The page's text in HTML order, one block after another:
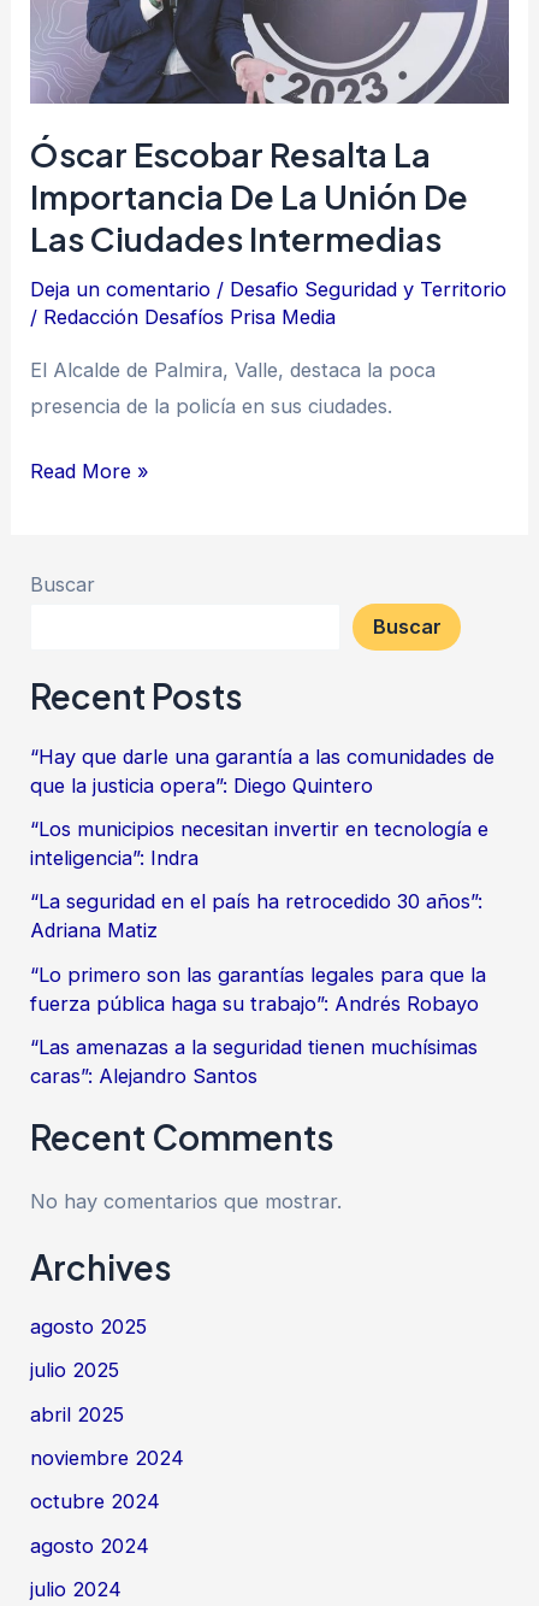
Óscar Escobar Resalta La
Importancia De La Unión De
Las Ciudades Intermedias
Deja un comentario / Desafio Seguridad y Territorio
/ Redacción Desafíos Prisa Media
El Alcalde de Palmira, Valle, destaca la poca
presencia de la policía en sus ciudades.
de
la
unión
de
ciudades
intermedias
Read More »
Buscar
Buscar
Recent Posts
“Hay que darle una garantía a las comunidades de
que la justicia opera”: Diego Quintero
“Los municipios necesitan invertir en tecnología e
inteligencia”: Indra
“La seguridad en el país ha retrocedido 30 años”:
Adriana Matiz
“Lo primero son las garantías legales para que la
fuerza pública haga su trabajo”: Andrés Robayo
“Las amenazas a la seguridad tienen muchísimas
caras”: Alejandro Santos
Recent Comments
No hay comentarios que mostrar.
Archives
agosto 2025
julio 2025
abril 2025
noviembre 2024
octubre 2024
agosto 2024
julio 2024